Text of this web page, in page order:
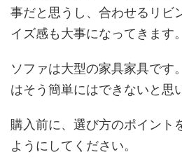
事だと思うし、合わせるリビ
イズ感も大事になってきます。
ソファは大型の家具家具です
はそう簡単にはできないと思
購入前に、選び方のポイント
ようにしてください。